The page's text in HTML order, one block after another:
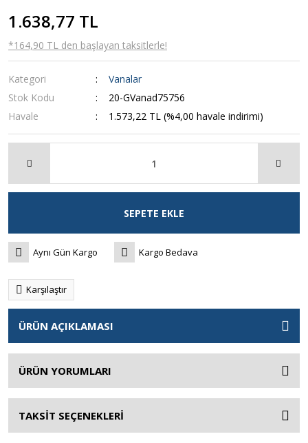
1.638,77 TL
*164,90 TL den başlayan taksitlerle!
Kategori
Vanalar
Stok Kodu
20-GVanad75756
Havale
1.573,22 TL (%4,00 havale indirimi)
SEPETE EKLE
Aynı Gün Kargo Kargo Bedava
Karşılaştır
ÜRÜN AÇIKLAMASI
ÜRÜN YORUMLARI
TAKSİT SEÇENEKLERİ